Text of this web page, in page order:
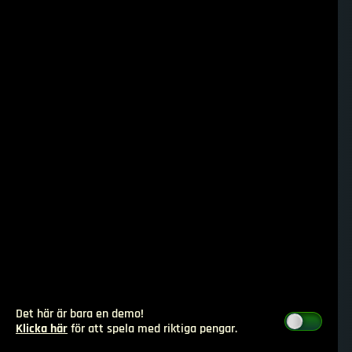
Det här är bara en demo!
Klicka härför att spela med riktiga pengar.